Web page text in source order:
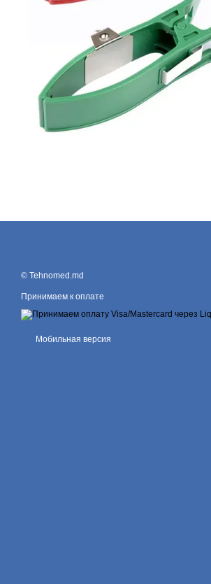
© Tehnomed.md
Принимаем к оплате
Мобильная версия